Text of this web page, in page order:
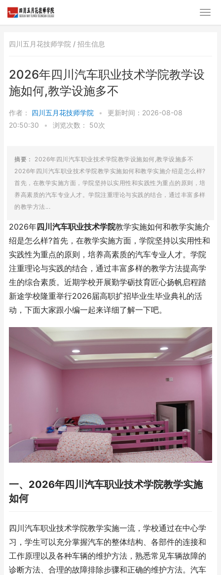
四川五月花技师学院 / 招生信息
2026年四川汽车职业技术学院教学设
施如何,教学设施多不
作者： 四川五月花技师学院 •
更新时间：2026-08-08
20:50:30
• 浏览次数： 50次
摘要： 2026年四川汽车职业技术学院教学设施如何,教学设施多不
2026年四川汽车职业技术学院教学实施如何和教学实施介绍是怎么样?
首先，在教学实施方面，学院坚持以实用性和实践性为重点的原则，培
养高素质的汽车专业人才。学院注重理论与实践的结合，通过丰富多样
的教学方法...
2026年四川汽车职业技术学院教学实施如何和教学实施介
绍是怎么样?首先，在教学实施方面，学院坚持以实用性和
实践性为重点的原则，培养高素质的汽车专业人才。学院
注重理论与实践的结合，通过丰富多样的教学方法提高学
生的综合素质。近期学校开展勤学砺技育匠心扬帆启程踏
新途学校隆重举行2026届高职扩招毕业生毕业典礼的活
动，下面大家跟小编一起来详细了解一下吧。
一、2026年四川汽车职业技术学院教学实施
如何
四川汽车职业技术学院教学实施一流，学校通过在中心学
习，学生可以充分掌握汽车的整体结构、各部件的连接和
工作原理以及各种车辆的维护方法，熟悉常见车辆故障的
诊断方法、合理的故障排除步骤和正确的维护方法。汽车